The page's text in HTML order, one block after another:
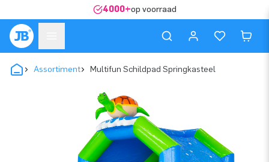
4000+op voorraad
Assortiment Multifun Schildpad Springkasteel